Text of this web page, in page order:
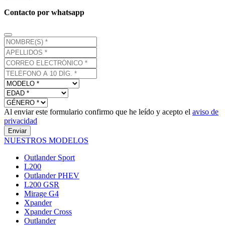
Contacto por whatsapp
Al enviar este formulario confirmo que he leído y acepto el aviso de
privacidad
Enviar
NUESTROS MODELOS
Outlander Sport
L200
Outlander PHEV
L200 GSR
Mirage G4
Xpander
Xpander Cross
Outlander